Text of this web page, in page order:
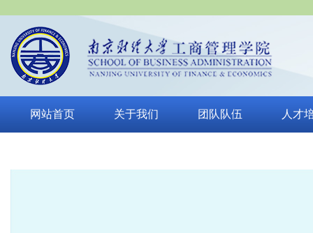
网站首页 关于我们 团队队伍 人才